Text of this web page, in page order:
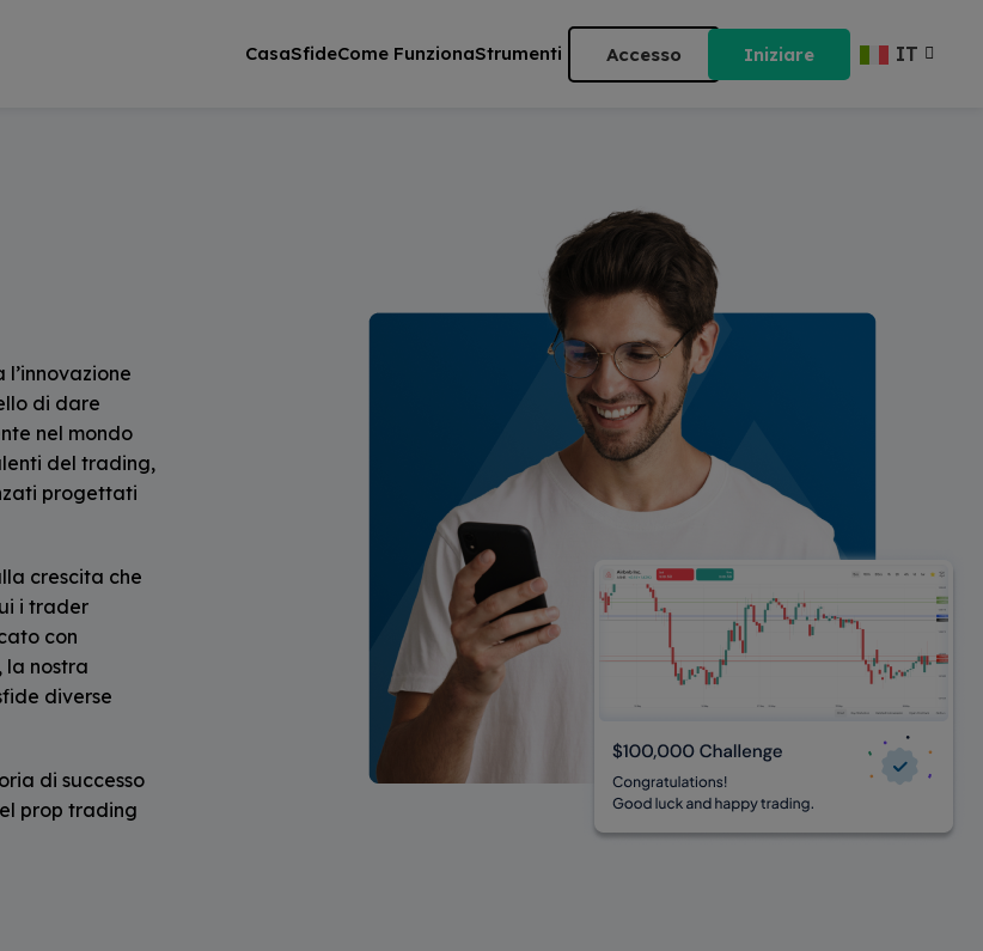
CasaSfideCome FunzionaStrumenti Accesso Iniziare IT
di dare
nel mondo
del trading,
progettati
crescita che
i trader
con
la nostra
diverse
di successo
prop trading